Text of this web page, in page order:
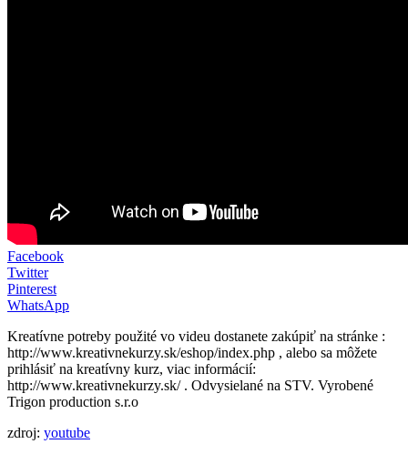
Facebook
Twitter
Pinterest
WhatsApp
Kreatívne potreby použité vo videu dostanete zakúpiť na stránke :
http://www.kreativnekurzy.sk/eshop/index.php , alebo sa môžete
prihlásiť na kreatívny kurz, viac informácií:
http://www.kreativnekurzy.sk/ . Odvysielané na STV. Vyrobené
Trigon production s.r.o
zdroj: youtube